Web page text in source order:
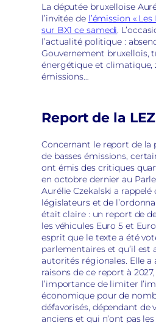
La députée bruxelloise
l’invitée de l’émission «
sur BX1 ce samedi.
l’actualité politique :
Gouvernement bruxellois,
énergétique et climatique,
émissions…
Report de la LEZ
Concernant le report de la
de basses émissions,
ont émis des critiques
en octobre dernier au
Aurélie Czekalski a
législateurs et de
était claire : un report de
les véhicules Euro 5 et
esprit que le texte a été
parlementaires et qu’il est
autorités régionales. Elle a
raisons de ce report à
l’importance de limiter
économique pour de
défavorisés, dépendant de
anciens et qui n’ont pas